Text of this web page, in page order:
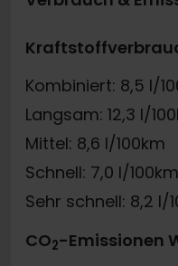
Kombiniert: 8,5 l/
Langsam: 12,3 l/
Mittel: 8,6 l/100km
Schnell: 7,0 l/100km
Sehr schnell: 8,2 l/
CO2-Emissionen